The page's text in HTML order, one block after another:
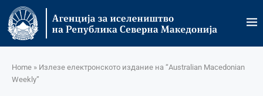
Home » Излезе електронското издание на “Australian Macedonian
Weekly”